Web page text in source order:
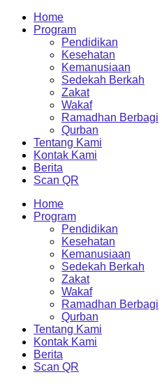
Home
Program
Pendidikan
Kesehatan
Kemanusiaan
Sedekah Berkah
Zakat
Wakaf
Ramadhan Berbagi
Qurban
Tentang Kami
Kontak Kami
Berita
Scan QR
Home
Program
Pendidikan
Kesehatan
Kemanusiaan
Sedekah Berkah
Zakat
Wakaf
Ramadhan Berbagi
Qurban
Tentang Kami
Kontak Kami
Berita
Scan QR